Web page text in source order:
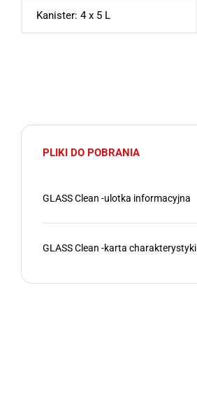
Kanister: 4 x 5 L
PLIKI DO POBRANIA
GLASS Clean -ulotka informacyjna
GLASS Clean -karta charakterystyki